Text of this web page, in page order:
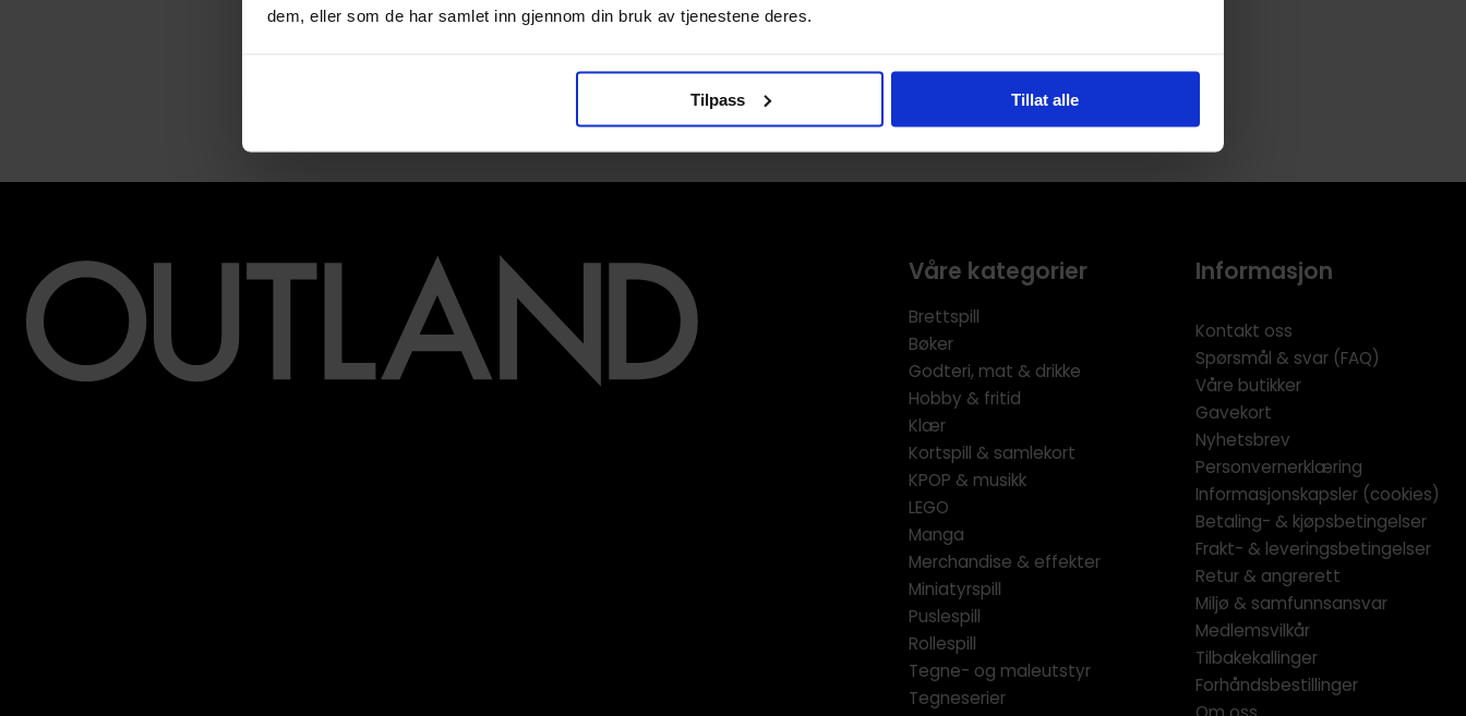
dem, eller som de har samlet inn gjennom din bruk av tjenestene deres.
Tilpass Tillat alle
Våre kategorier
Brettspill
Bøker
Godteri, mat & drikke
Hobby & fritid
Klær
Kortspill & samlekort
KPOP & musikk
LEGO
Manga
Merchandise & effekter
Miniatyrspill
Puslespill
Rollespill
Tegne- og maleutstyr
Tegneserier
Informasjon
Kontakt oss
Spørsmål & svar (FAQ)
Våre butikker
Gavekort
Nyhetsbrev
Personvernerklæring
Informasjonskapsler (cookies)
Betaling- & kjøpsbetingelser
Frakt- & leveringsbetingelser
Retur & angrerett
Miljø & samfunnsansvar
Medlemsvilkår
Tilbakekallinger
Forhåndsbestillinger